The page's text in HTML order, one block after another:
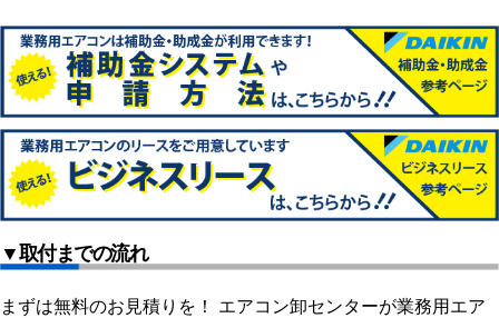
▼取付までの流れ
まずは無料のお見積りを！ エアコン卸センターが業務用エア